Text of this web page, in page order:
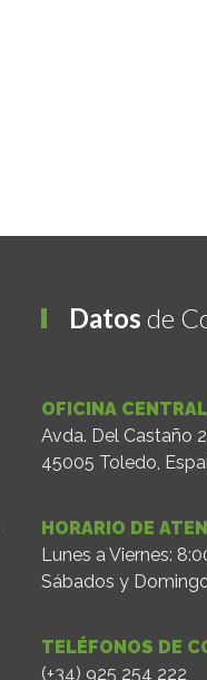
Datos de
OFICINA CENTRAL
Avda. Del Castaño
45005 Toledo,
HORARIO DE
Lunes a Viernes:
Sábados y
TELÉFONOS DE
(+34) 925 254 222